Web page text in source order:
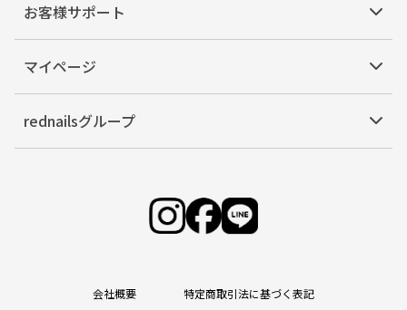
お客様サポート
マイページ
rednailsグループ
会社概要 特定商取引法に基づく表記